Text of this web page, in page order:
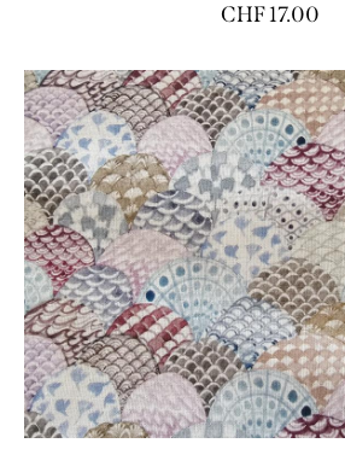
CHF17.00